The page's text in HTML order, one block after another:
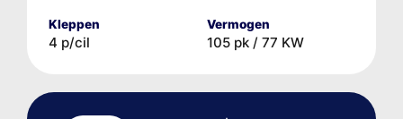
Kleppen
4 p/cil
Vermogen
105 pk / 77 KW